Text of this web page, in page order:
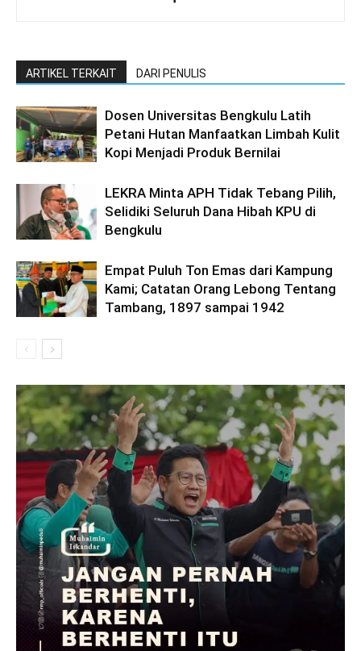
ARTIKEL TERKAIT DARI PENULIS
Dosen Universitas Bengkulu Latih
Petani Hutan Manfaatkan Limbah Kulit
Kopi Menjadi Produk Bernilai
LEKRA Minta APH Tidak Tebang Pilih,
Selidiki Seluruh Dana Hibah KPU di
Bengkulu
Empat Puluh Ton Emas dari Kampung
Kami; Catatan Orang Lebong Tentang
Tambang, 1897 sampai 1942